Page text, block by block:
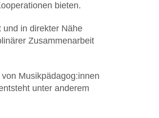
bieten.
in direkter Nähe
Zusammenarbeit
Musikpädagog:innen
unter anderem